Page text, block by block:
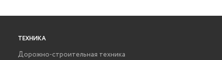
ТЕХНИКА
Дорожно-строительная техника